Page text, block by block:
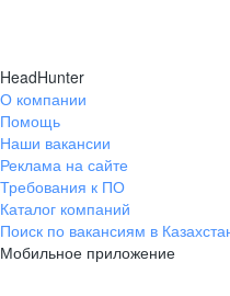
HeadHunter
О компании
Помощь
Наши вакансии
Реклама на сайте
Требования к ПО
Каталог компаний
Поиск по вакансиям в
Мобильное приложение